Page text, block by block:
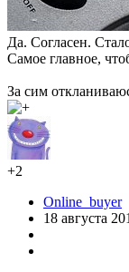
Да. Согласен.
Самое главное,
За сим
+2
Online_buyer
18 августа